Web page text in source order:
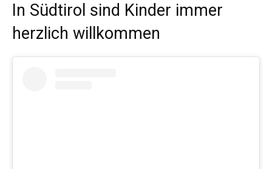
In Südtirol sind Kinder immer
herzlich willkommen